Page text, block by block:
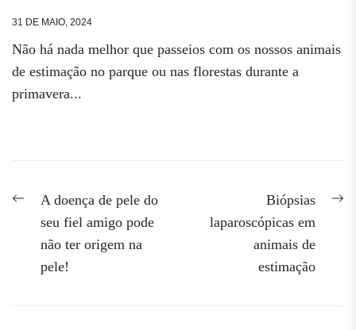
31 DE MAIO, 2024
Não há nada melhor que passeios com os nossos animais
de estimação no parque ou nas florestas durante a
primavera...
Navegação
artigos
PreviousA doença de pele do
seu fiel amigo pode
não ter origem na
pele!
Biópsias
laparoscópicas em
animais de
estimação